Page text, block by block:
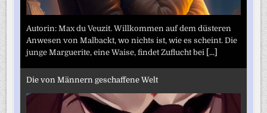
Autorin: Max du Veuzit. Willkommen auf dem düsteren
Anwesen von Malbackt, wo nichts ist, wie es scheint. Die
junge Marguerite, eine Waise, findet Zuflucht bei
[...]
Die von Männern geschaffene Welt